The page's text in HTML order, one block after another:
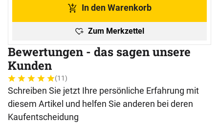
In den Warenkorb
Zum Merkzettel
Bewertungen - das sagen unsere
Kunden
Bewertung: 5 von 5 (11 Bewertungen)
11 Bewertungen
(11)
Schreiben Sie jetzt Ihre persönliche Erfahrung mit
diesem Artikel und helfen Sie anderen bei deren
Kaufentscheidung